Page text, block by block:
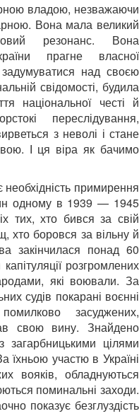
владою, незважаючи
Вона мала великий
резонанс. Вона
прагне власної
над своєю
свідомості, будила
національної честі й
переслідування,
з неволі і стане
І ця віра як бачимо
примирення
одному в 1939 — 1945
тих, хто бився за свій
хто боровся за вільну й
закінчилася понад 60
розгромлених
які воювали. За
судів покарані воєнні
засуджених,
свою вину. Знайдено
загарбницькими цілями
їхньою участю в Україні
вояків, обладнуються
поминальні заходи.
показує безглуздість